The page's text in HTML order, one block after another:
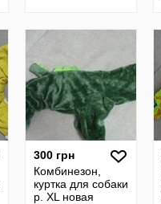
300 грн
Комбинезон,
куртка для собаки
р. XL новая